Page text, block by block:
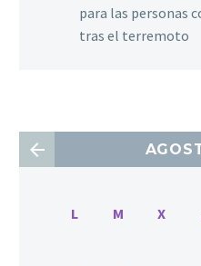
para las personas
tras el terremoto
L M X